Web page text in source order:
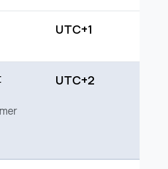
UTC+1
UTC+2